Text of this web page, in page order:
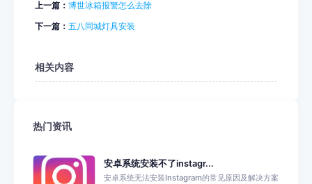
上一篇： 博世冰箱报警怎么去除
下一篇： 五八同城灯具安装
相关内容
热门资讯
安卓系统安装不了instagr...
安卓系统无法安装Instagram的常见原因及解决方案